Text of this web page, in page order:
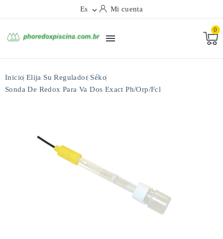
Es  Mi cuenta

0
Inicio Elija Su Regulador Séko
Sonda De Redox Para Va Dos Exact Ph/orp/fcl